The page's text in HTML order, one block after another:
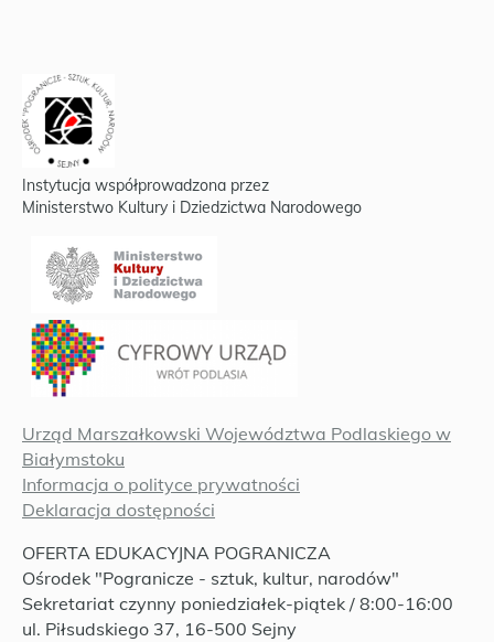
Instytucja współprowadzona przez
Ministerstwo Kultury i Dziedzictwa Narodowego
Urząd Marszałkowski Województwa Podlaskiego w
Białymstoku
Informacja o polityce prywatności
Deklaracja dostępności
OFERTA EDUKACYJNA POGRANICZA
Ośrodek "Pogranicze - sztuk, kultur, narodów"
Sekretariat czynny poniedziałek-piątek / 8:00-16:00
ul. Piłsudskiego 37, 16-500 Sejny